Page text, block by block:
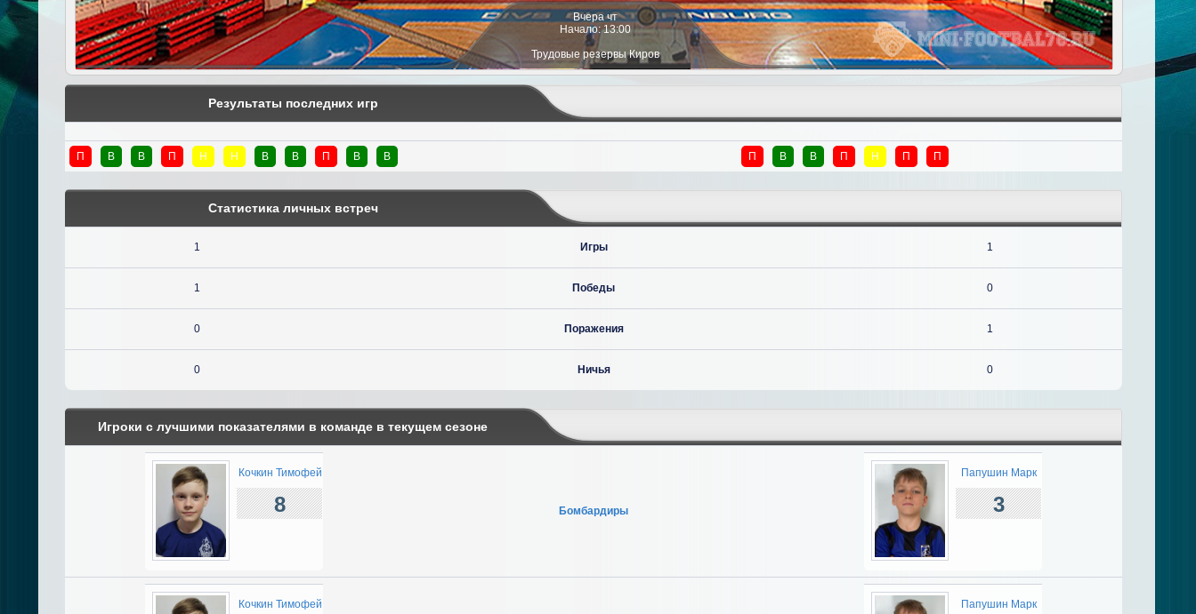
Вчера чт
Начало: 13:00
Трудовые резервы Киров
Результаты последних игр
П В В П Н Н В В П В В П В В П Н П П
Статистика личных встреч
1 Игры 1
1 Победы 0
0 Поражения 1
0 Ничья 0
Игроки с лучшими показателями в команде в текущем сезоне
Кочкин Тимофей
8 Бомбардиры
Папушин Марк
3
Кочкин Тимофей Папушин Марк